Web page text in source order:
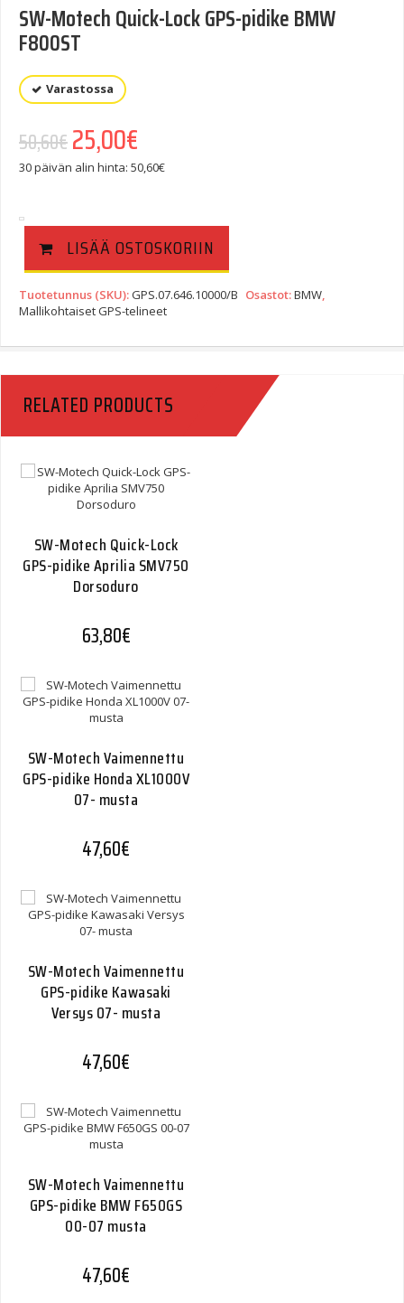
SW-Motech Quick-Lock GPS-pidike BMW
F800ST
Varastossa
50,60€Alkuperäinen hinta oli: 50,60€.
25,00€
30 päivän alin hinta: 50,60€
LISÄÄ OSTOSKORIIN
Tuotetunnus (SKU):GPS.07.646.10000/B Osastot:BMW,
Mallikohtaiset GPS-telineet
RELATED PRODUCTS
SW-Motech Quick-Lock
GPS-pidike Aprilia SMV750
Dorsoduro
63,80€
SW-Motech Vaimennettu
GPS-pidike Honda XL1000V
07- musta
47,60€
SW-Motech Vaimennettu
GPS-pidike Kawasaki
Versys 07- musta
47,60€
SW-Motech Vaimennettu
GPS-pidike BMW F650GS
00-07 musta
47,60€